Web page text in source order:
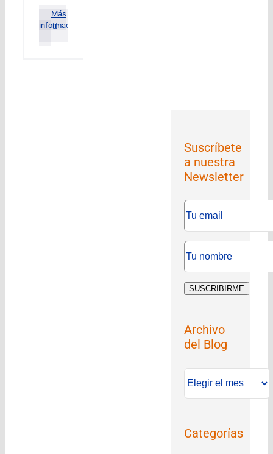
Más
información
Suscríbete
a nuestra
Newsletter
Archivo
del Blog
del
Blog
Categorías